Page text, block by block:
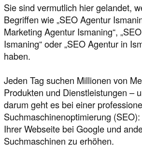
Sie sind vermutlich hier gelandet,
Begriffen wie „SEO Agentur
Marketing Agentur Ismaning“,
Ismaning“ oder „SEO Agentur in
haben.
Jeden Tag suchen Millionen von
Produkten und Dienstleistungen –
darum geht es bei einer
Suchmaschinenoptimierung
Ihrer Webseite bei Google und
Suchmaschinen zu erhöhen.